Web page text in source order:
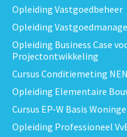
Opleiding Vastgoedbeheer
Opleiding
Opleiding Business Case
Projectontwikkeling
Cursus Conditiemeting
Opleiding Elementaire
Cursus EP-W Basis
Opleiding Professioneel